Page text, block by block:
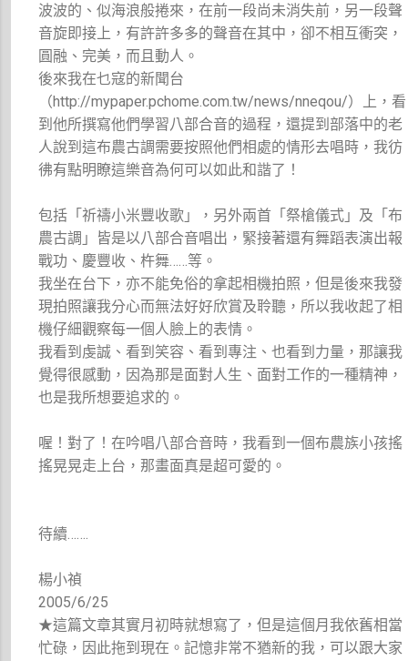
波波的、似海浪般捲來，在前一段尚未消失前，另一段聲
音旋即接上，有許許多多的聲音在其中，卻不相互衝突，
圓融、完美，而且動人。
後來我在乜寇的新聞台
（http://mypaper.pchome.com.tw/news/nneqou/）上，看
到他所撰寫他們學習八部合音的過程，還提到部落中的老
人說到這布農古調需要按照他們相處的情形去唱時，我彷
彿有點明瞭這樂音為何可以如此和諧了！
包括「祈禱小米豐收歌」，另外兩首「祭槍儀式」及「布
農古調」皆是以八部合音唱出，緊接著還有舞蹈表演出報
戰功、慶豐收、杵舞……等。
我坐在台下，亦不能免俗的拿起相機拍照，但是後來我發
現拍照讓我分心而無法好好欣賞及聆聽，所以我收起了相
機仔細觀察每一個人臉上的表情。
我看到虔誠、看到笑容、看到專注、也看到力量，那讓我
覺得很感動，因為那是面對人生、面對工作的一種精神，
也是我所想要追求的。
喔！對了！在吟唱八部合音時，我看到一個布農族小孩搖
搖晃晃走上台，那畫面真是超可愛的。
待續…….
楊小禎
2005/6/25
★這篇文章其實月初時就想寫了，但是這個月我依舊相當
忙碌，因此拖到現在。記憶非常不猶新的我，可以跟大家